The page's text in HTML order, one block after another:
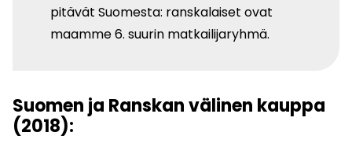
pitävät Suomesta: ranskalaiset ovat
maamme 6. suurin matkailijaryhmä.
Suomen ja Ranskan välinen kauppa
(2018):